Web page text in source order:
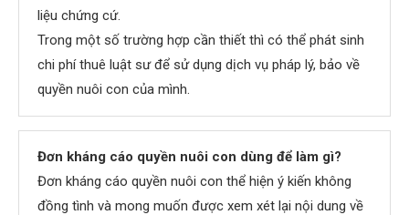
liệu chứng cứ.
Trong một số trường hợp cần thiết thì có thể phát sinh
chi phí thuê luật sư để sử dụng dịch vụ pháp lý, bảo về
quyền nuôi con của mình.
Đơn kháng cáo quyền nuôi con dùng để làm gì?
Đơn kháng cáo quyền nuôi con thể hiện ý kiến không
đồng tình và mong muốn được xem xét lại nội dung về